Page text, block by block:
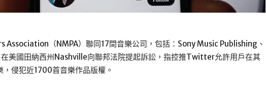
Association（NMPA）聯同17間音樂公司，包括：Sony Music Publishing、
美國田納西州Nashville向聯邦法院提起訴訟，指控推Twitter允許用戶在其
侵犯近1700首音樂作品版權。